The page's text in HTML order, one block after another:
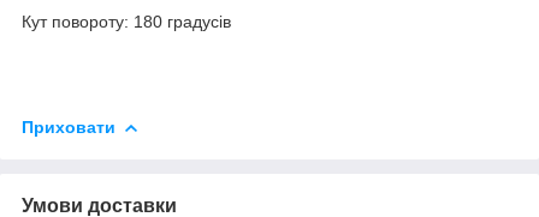
Кут повороту: 180 градусів
Приховати
Умови доставки